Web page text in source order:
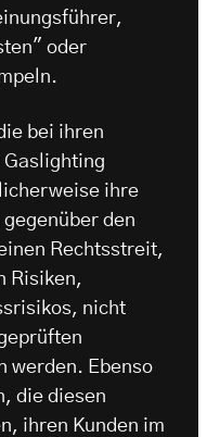
oder
bei ihren
Gaslighting
ihre
den
Rechtsstreit,
Risiken,
nicht
werden. Ebenso
die diesen
ihren Kunden im